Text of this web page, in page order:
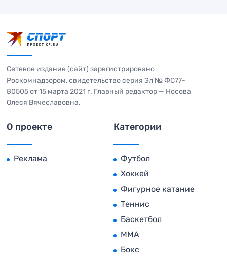
Сетевое издание (сайт) зарегистрировано
Роскомнадзором, свидетельство серия Эл № ФС77-
80505 от 15 марта 2021 г. Главный редактор — Носова
Олеся Вячеславовна.
О проекте
Реклама
Категории
Футбол
Хоккей
Фигурное катание
Теннис
Баскетбол
MMA
Бокс